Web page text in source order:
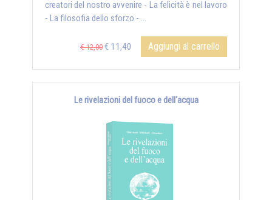
creatori del nostro avvenire - La felicità è nel lavoro
- La filosofia dello sforzo - ...
€ 12,00 € 11,40 Aggiungi al carrello
Le rivelazioni del fuoco e dell'acqua